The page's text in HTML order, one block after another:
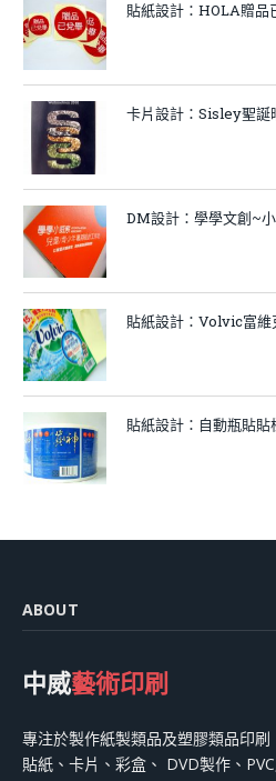
貼紙設計：HOLA贈品
卡片設計：Sisley聖誕
DM設計：學學文創~
貼紙設計：Volvic富維
貼紙設計：自動瓶貼貼
ABOUT
中威藝術印刷
專注於製作紙製類品及塑膠類品印
貼紙、卡片、彩盒、 DVD製作、